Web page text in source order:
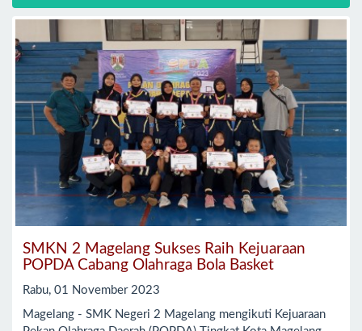
SMKN 2 Magelang Sukses Raih Kejuaraan
POPDA Cabang Olahraga Bola Basket
Rabu, 01 November 2023
Magelang - SMK Negeri 2 Magelang mengikuti Kejuaraan